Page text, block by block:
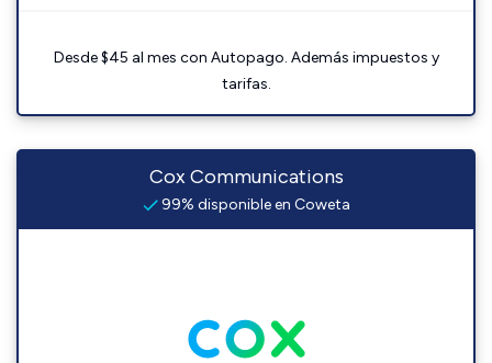
Desde $45 al mes con Autopago. Además impuestos y
tarifas.
Cox Communications
99% disponible en Coweta